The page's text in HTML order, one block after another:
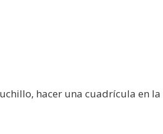
hacer una cuadrícula en la